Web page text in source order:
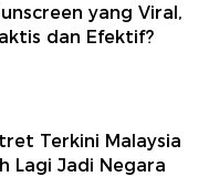
yang Viral,
dan Efektif?
Terkini Malaysia
Lagi Jadi Negara